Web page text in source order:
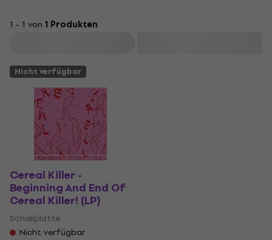
1 - 1 von 1 Produkten
Nicht verfügbar
Cereal Killer -
Beginning And End Of
Cereal Killer! (LP)
Schallplatte
Nicht verfügbar